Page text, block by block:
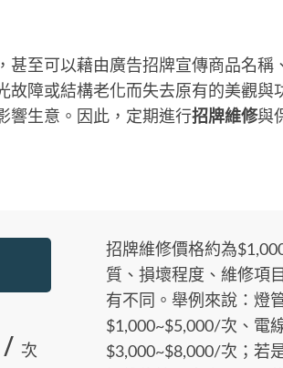
至可以藉由廣告招牌宣傳商品名稱
障或結構老化而失去原有的美觀與
響生意。因此，定期進行招牌維修與
/ 次
招牌維修價格約為
質、損壞程度、維修項
有不同。舉例來說：燈
$1,000~$5,000/次、電
$3,000~$8,000/次；若